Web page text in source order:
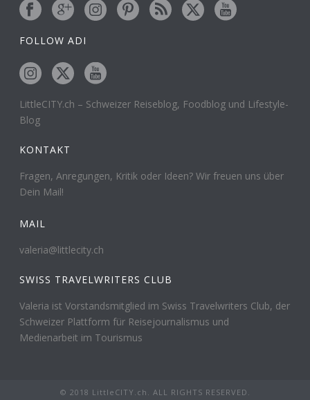
FOLLOW ADI
LittleCITY.ch – Schweizer Reiseblog, Foodblog und Lifestyle-
Blog
KONTAKT
Fragen, Anregungen, Kritik oder Ideen? Wir freuen uns über
Dein Mail!
MAIL
valeria@littlecity.ch
SWISS TRAVELWRITERS CLUB
Valeria ist Vorstandsmitglied im Swiss Travelwriters Club, der
Schweizer Plattform für Reisejournalismus und
Medienarbeit im Tourismus
© 2018 LittleCITY.ch. ALL RIGHTS RESERVED.